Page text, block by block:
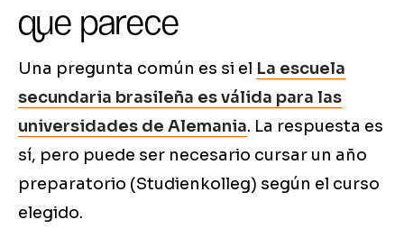
que parece
Una pregunta común es si el La escuela
secundaria brasileña es válida para las
universidades de Alemania. La respuesta es
sí, pero puede ser necesario cursar un año
preparatorio (Studienkolleg) según el curso
elegido.